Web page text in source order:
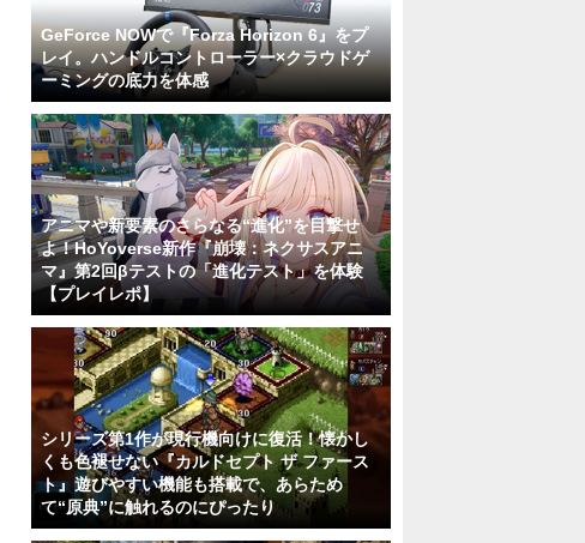
GeForce NOWで『Forza Horizon 6』をプ
レイ。ハンドルコントローラー×クラウドゲ
ーミングの底力を体感
アニマや新要素のさらなる“進化”を目撃せ
よ！HoYoverse新作『崩壊：ネクサスアニ
マ』第2回βテストの「進化テスト」を体験
【プレイレポ】
シリーズ第1作が現行機向けに復活！懐かし
くも色褪せない『カルドセプト ザ ファース
ト』遊びやすい機能も搭載で、あらため
て“原典”に触れるのにぴったり